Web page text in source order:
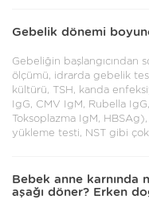
Gebelik dönemi
Gebeliğin başlangıcından
ölçümü, idrarda gebelik
kültürü, TSH, kanda
IgG, CMV IgM, Rubella
Toksoplazma IgM,
yükleme testi, NST gibi çok
Bebek anne karnında
aşağı döner? Erken